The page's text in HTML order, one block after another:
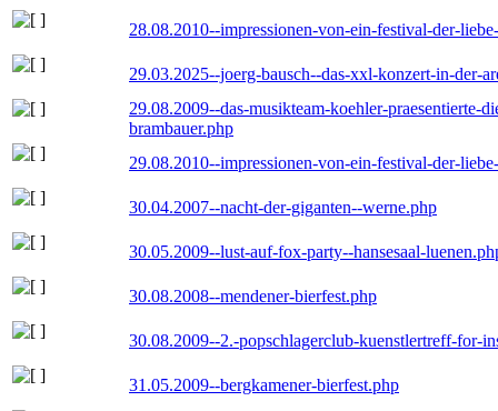
28.08.2010--impressionen-von-ein-festival-der-
29.03.2025--joerg-bausch--das-xxl-konzert-in-der-
29.08.2009--das-musikteam-koehler-praesentierte-
brambauer.php
29.08.2010--impressionen-von-ein-festival-der-
30.04.2007--nacht-der-giganten--werne.php
30.05.2009--lust-auf-fox-party--hansesaal-
30.08.2008--mendener-bierfest.php
30.08.2009--2.-popschlagerclub-kuenstlertreff-for-
31.05.2009--bergkamener-bierfest.php